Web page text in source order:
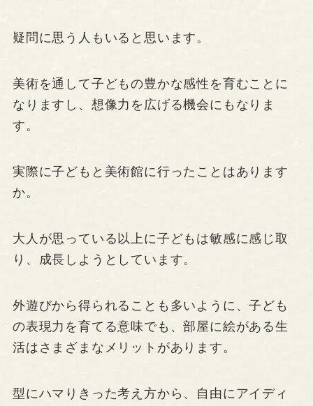
疑問に思う人もいると思います。
美術を通して子どもの豊かな感性を育むことに
なりますし、想像力を広げる機会にもなりま
す。
実際に子どもと美術館に行ったことはあります
か。
大人が思っている以上に子どもは敏感に感じ取
り、成長しようとしています。
外遊びから得られることも多いように、子ども
の表現力を育てる意味でも、部屋に絵がある生
活はさまざまなメリットがあります。
型にハマりきった考え方から、自由にアイディ